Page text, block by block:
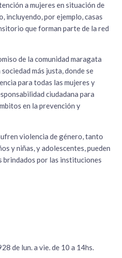
a mujeres en situación de
incluyendo, por ejemplo, casas
que forman parte de la red
de la comunidad maragata
más justa, donde se
para todas las mujeres y
ciudadana para
en la prevención y
violencia de género, tanto
y niñas, y adolescentes, pueden
brindados por las instituciones
de lun. a vie. de 10 a 14hs.